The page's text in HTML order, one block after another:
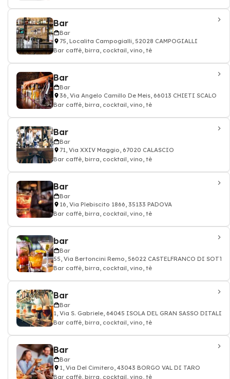
Bar
Bar
75, Localita Campogialli, 52028 CAMPOGIALLI
Bar caffè, birra, cocktail, vino, tè
Bar
Bar
36, Via Angelo Camillo De Meis, 66013 CHIETI SCALO
Bar caffè, birra, cocktail, vino, tè
Bar
Bar
71, Via XXIV Maggio, 67020 CALASCIO
Bar caffè, birra, cocktail, vino, tè
Bar
Bar
16, Via Plebiscito 1866, 35133 PADOVA
Bar caffè, birra, cocktail, vino, tè
bar
Bar
55, Via Bertoncini Remo, 56022 CASTELFRANCO DI SOTTO
Bar caffè, birra, cocktail, vino, tè
Bar
Bar
1, Via S. Gabriele, 64045 ISOLA DEL GRAN SASSO DITALIA
Bar caffè, birra, cocktail, vino, tè
Bar
Bar
1, Via Del Cimitero, 43043 BORGO VAL DI TARO
Bar caffè, birra, cocktail, vino, tè